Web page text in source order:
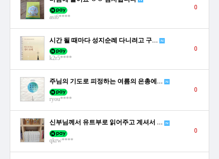
asi6****
0
시간 될 때마다 성지순례 다니려고 구...
k2r5****
0
주님의 기도로 피정하는 여름의 은총에...
ryou****
0
신부님께서 유트부로 읽어주고 계셔서 ...
qkrw****
0